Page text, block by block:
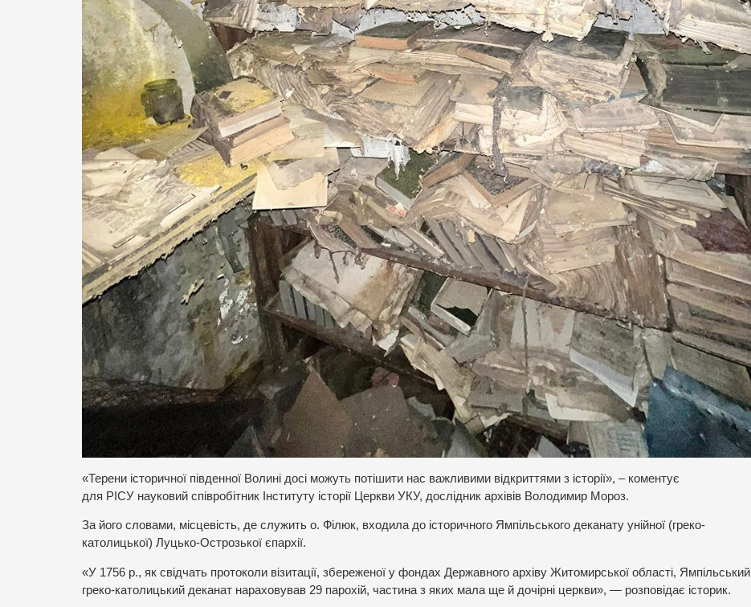
«Терени історичної південної Волині досі можуть потішити нас важливими відкриттями з історії», – коментує
для РІСУ науковий співробітник Інституту історії Церкви УКУ, дослідник архівів Володимир Мороз.
За його словами, місцевість, де служить о. Філюк, входила до історичного Ямпільського деканату унійної (греко-
католицької) Луцько-Острозької єпархії.
«У 1756 р., як свідчать протоколи візитації, збереженої у фондах Державного архіву Житомирської області, Ямпільський
греко-католицький деканат нараховував 29 парохій, частина з яких мала ще й дочірні церкви», — розповідає історик.